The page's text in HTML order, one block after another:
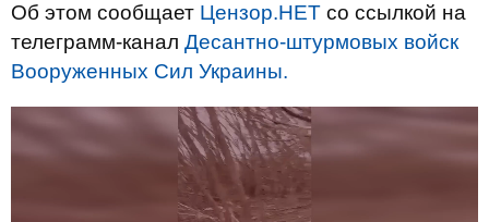
Об этом сообщает Цензор.НЕТ со ссылкой на
телеграмм-канал Десантно-штурмовых войск
Вооруженных Сил Украины.